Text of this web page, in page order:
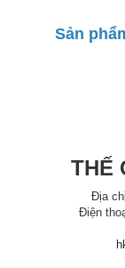
Sản
THẾ
Địa
Điện